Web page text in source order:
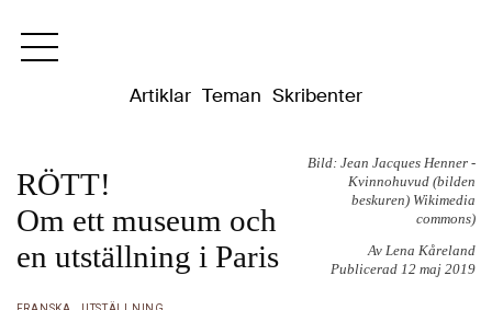
Artiklar Teman Skribenter
RÖTT!
Om ett museum och
en utställning i Paris
Bild: Jean Jacques Henner -
Kvinnohuvud (bilden
beskuren) Wikimedia
commons)
Av Lena Kåreland
Publicerad 12 maj 2019